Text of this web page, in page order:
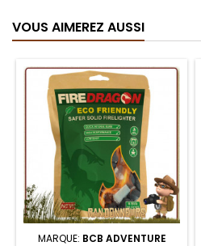
VOUS AIMEREZ AUSSI
MARQUE: BCB ADVENTURE